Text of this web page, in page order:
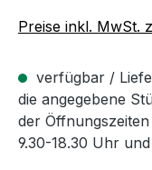
Preise inkl. MwSt.
verfügbar /
die angegebene
der
9.30-18.30 Uhr